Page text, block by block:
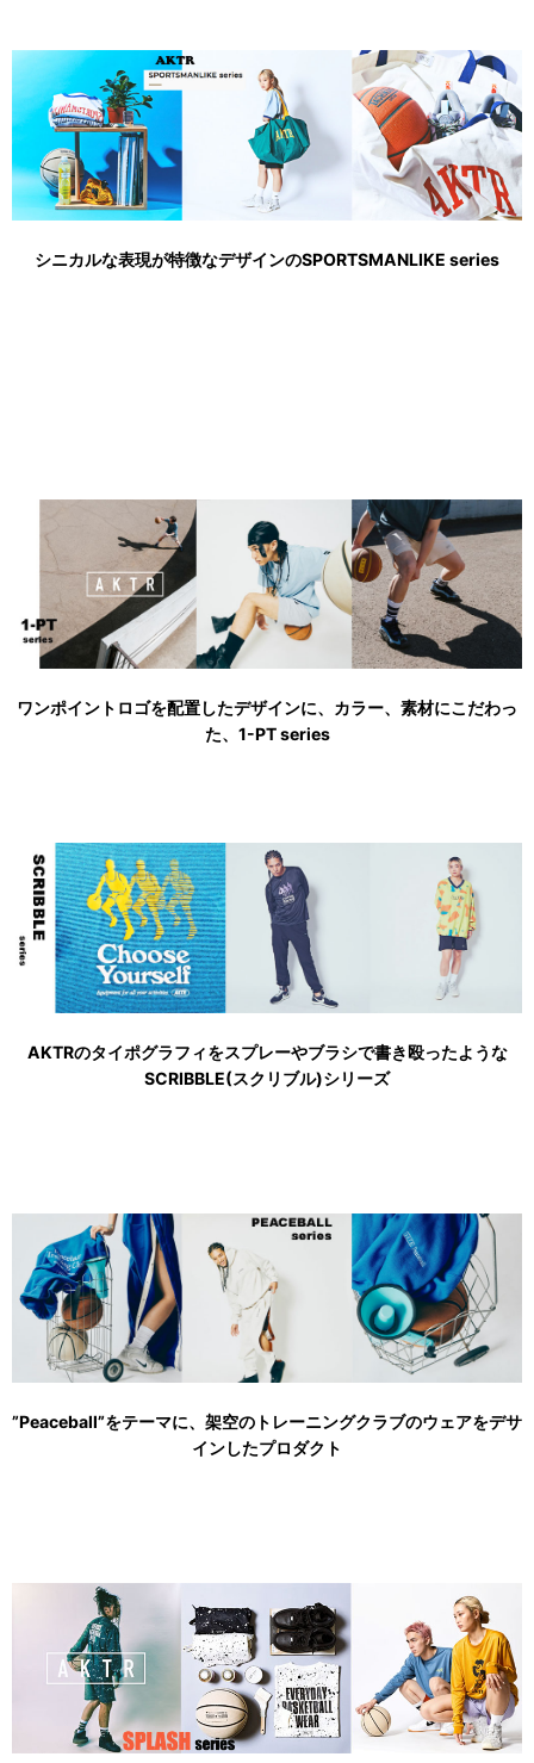
シニカルな表現が特徴なデザインのSPORTSMANLIKE series
ワンポイントロゴを配置したデザインに、カラー、素材にこだわっ
た、1-PT series
AKTRのタイポグラフィをスプレーやブラシで書き殴ったような
SCRIBBLE(スクリブル)シリーズ
”Peaceball”をテーマに、架空のトレーニングクラブのウェアをデサ
インしたプロダクト